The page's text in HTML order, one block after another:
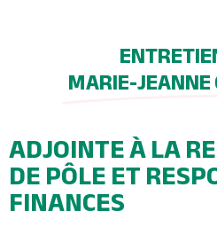
MARIE-JEANNE
ADJOINTE À LA
DE PÔLE ET
FINANCES